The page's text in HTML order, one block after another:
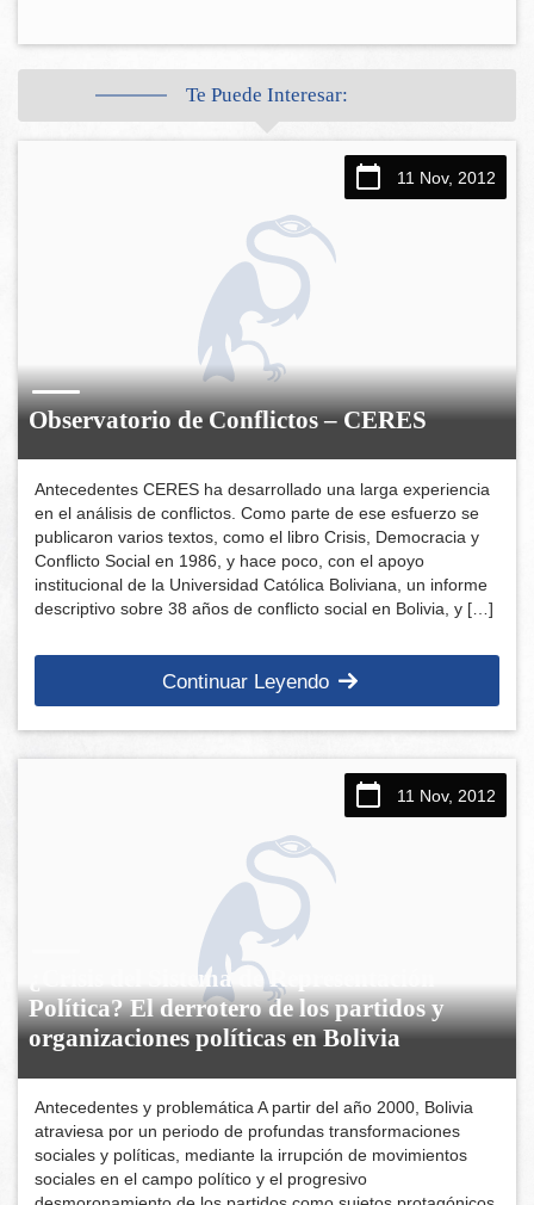
Te Puede Interesar:
11 Nov, 2012
Observatorio de Conflictos – CERES
Antecedentes CERES ha desarrollado una larga experiencia
en el análisis de conflictos. Como parte de ese esfuerzo se
publicaron varios textos, como el libro Crisis, Democracia y
Conflicto Social en 1986, y hace poco, con el apoyo
institucional de la Universidad Católica Boliviana, un informe
descriptivo sobre 38 años de conflicto social en Bolivia, y […]
Continuar Leyendo
11 Nov, 2012
¿Crisis del Sistema de Representación
Política? El derrotero de los partidos y
organizaciones políticas en Bolivia
Antecedentes y problemática A partir del año 2000, Bolivia
atraviesa por un periodo de profundas transformaciones
sociales y políticas, mediante la irrupción de movimientos
sociales en el campo político y el progresivo